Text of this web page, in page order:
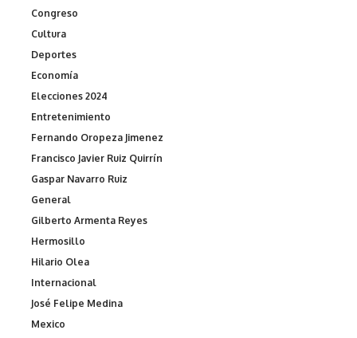
Congreso
Cultura
Deportes
Economía
Elecciones 2024
Entretenimiento
Fernando Oropeza Jimenez
Francisco Javier Ruiz Quirrín
Gaspar Navarro Ruiz
General
Gilberto Armenta Reyes
Hermosillo
Hilario Olea
Internacional
José Felipe Medina
Mexico